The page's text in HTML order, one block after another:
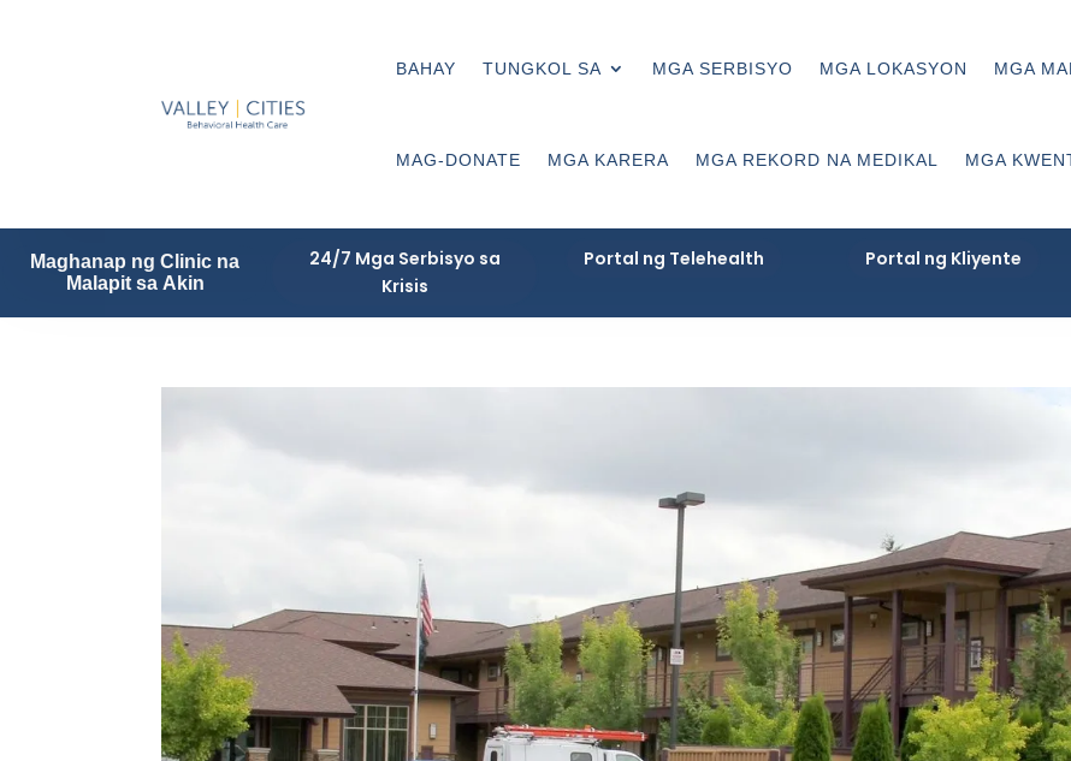
BAHAY TUNGKOL SA MGA SERBISYO MGA LOKASYON MGA
MAG-DONATE MGA KARERA MGA REKORD NA MEDIKAL MGA
Maghanap ng Clinic na
Malapit sa Akin
24/7 Mga Serbisyo sa
Krisis
Portal ng Telehealth Portal ng Kliyente